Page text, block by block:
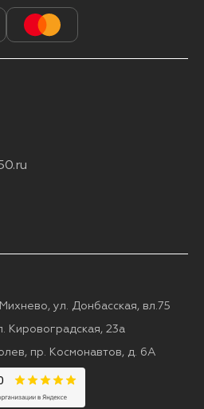
ул. Донбасская, вл.75
Кировоградская, 23а
пр. Космонавтов, д. 6А